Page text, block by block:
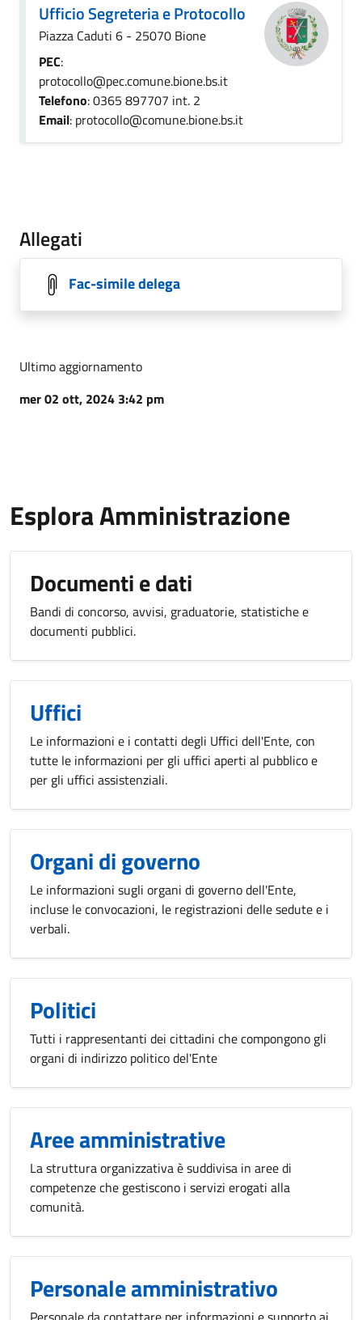
Ufficio Segreteria e Protocollo
Piazza Caduti 6 - 25070 Bione
PEC:
protocollo@pec.comune.bione.bs.it
Telefono: 0365 897707 int. 2
Email: protocollo@comune.bione.bs.it
Allegati
Fac-simile delega
Ultimo aggiornamento
mer 02 ott, 2024 3:42 pm
Esplora Amministrazione
Documenti e dati
Bandi di concorso, avvisi, graduatorie, statistiche e
documenti pubblici.
Uffici
Le informazioni e i contatti degli Uffici dell'Ente, con
tutte le informazioni per gli uffici aperti al pubblico e
per gli uffici assistenziali.
Organi di governo
Le informazioni sugli organi di governo dell'Ente,
incluse le convocazioni, le registrazioni delle sedute e i
verbali.
Politici
Tutti i rappresentanti dei cittadini che compongono gli
organi di indirizzo politico del'Ente
Aree amministrative
La struttura organizzativa è suddivisa in aree di
competenze che gestiscono i servizi erogati alla
comunità.
Personale amministrativo